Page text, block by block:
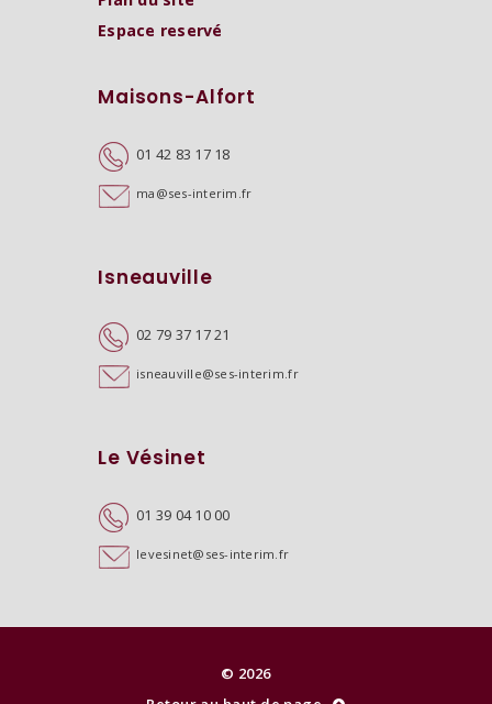
Espace reservé
Maisons-Alfort
01 42 83 17 18
ma@ses-interim.fr
Isneauville
02 79 37 17 21
isneauville@ses-interim.fr
Le Vésinet
01 39 04 10 00
levesinet@ses-interim.fr
© 2026